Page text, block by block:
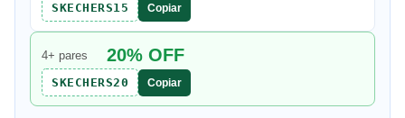
SKECHERS15 Copiar
4+ pares 20% OFF
SKECHERS20 Copiar